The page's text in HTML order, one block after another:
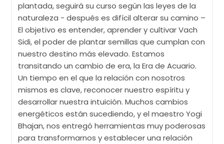
plantada, seguirá su curso según las leyes de la
naturaleza - después es difícil alterar su camino –
El objetivo es entender, aprender y cultivar Vach
Sidi, el poder de plantar semillas que cumplan con
nuestro destino más elevado. Estamos
transitando un cambio de era, la Era de Acuario.
Un tiempo en el que la relación con nosotros
mismos es clave, reconocer nuestro espíritu y
desarrollar nuestra intuición. Muchos cambios
energéticos están sucediendo, y el maestro Yogi
Bhajan, nos entregó herramientas muy poderosas
para transformarnos y establecer una relación